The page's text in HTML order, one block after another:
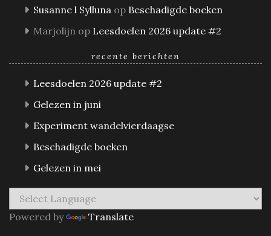
Susanne l Sylluna op Beschadigde boeken
Marjolijn op Leesdoelen 2026 update #2
recente berichten
Leesdoelen 2026 update #2
Gelezen in juni
Experiment wandelvierdaagse
Beschadigde boeken
Gelezen in mei
Powered by Translate